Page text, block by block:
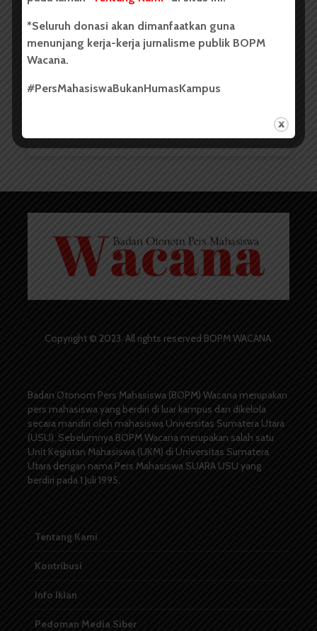
Pelantikan Pengurus...
Copyright © 2023. All rights reserved BOPM WACANA.
Badan Otonom Pers Mahasiswa (BOPM) Wacana merupakan
pers mahasiswa yang berdiri di luar kampus dan dikelola
secara mandiri oleh mahasiswa Universitas Sumatera Utara
(USU). Sebelumnya BOPM Wacana merupakan salah satu
Unit Kegiatan Mahasiswa (UKM) di Universitas Sumatera
Utara dengan nama Pers Mahasiswa SUARA USU yang
berdiri pada 1 Juli 1995.
Tentang Kami
Kontribusi
Info Iklan
Pedoman Media Siber
*Seluruh donasi akan dimanfaatkan guna
menunjang kerja-kerja jurnalisme publik BOPM
Wacana.
#PersMahasiswaBukanHumasKampus